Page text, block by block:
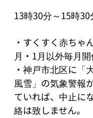
13時30分～15時30
・すくすく赤ちゃ
月・1月以外毎月開
・神戸市北区に「
風雪」の気象警報
ていれば、中止に
絡は致しません。